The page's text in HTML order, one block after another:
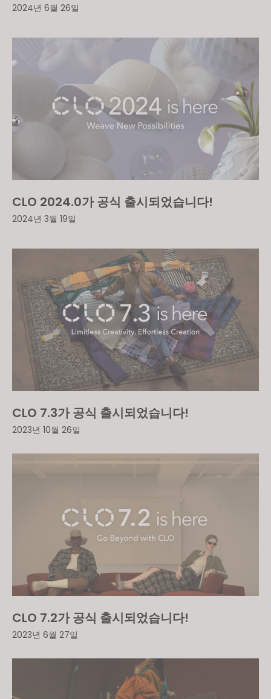
2024년 6월 26일
CLO 2024.0가 공식 출시되었습니다!
2024년 3월 19일
CLO 7.3가 공식 출시되었습니다!
2023년 10월 26일
CLO 7.2가 공식 출시되었습니다!
2023년 6월 27일